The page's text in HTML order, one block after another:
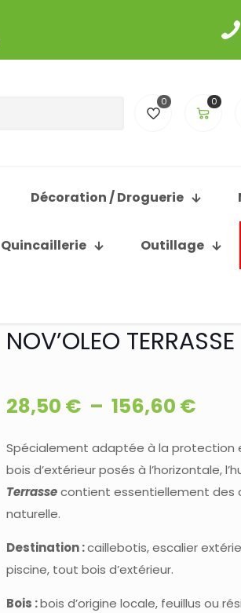
0 0
Décoration / Droguerie
Quincaillerie Outillage
NOV’OLEO TERRASSE
28,50 € – 156,60 €
prix
à
Spécialement adaptée à la protection
bois d’extérieur posés à l’horizontale,
Terrassecontient essentiellement des
naturelle.
Destination :caillebotis, escalier
piscine, tout bois d’extérieur.
Bois :bois d’origine locale, feuillus ou